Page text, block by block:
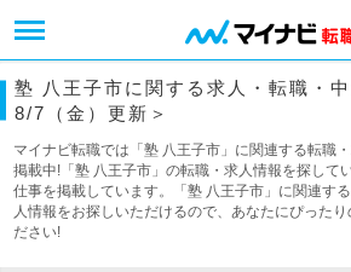
塾 八王子市に関する求人・転職・
8/7（金）更新＞
マイナビ転職では「塾 八王子市」に関連する転職
掲載中!「塾 八王子市」の転職・求人情報を探して
仕事を掲載しています。「塾 八王子市」に関連す
人情報をお探しいただけるので、あなたにぴった
ださい!